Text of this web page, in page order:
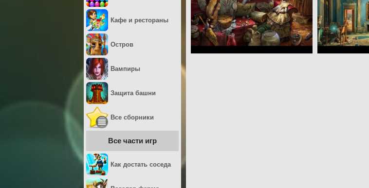
Кафе и рестораны
Остров
Вампиры
Защита башни
Все сборники
Все части игр
Как достать соседа